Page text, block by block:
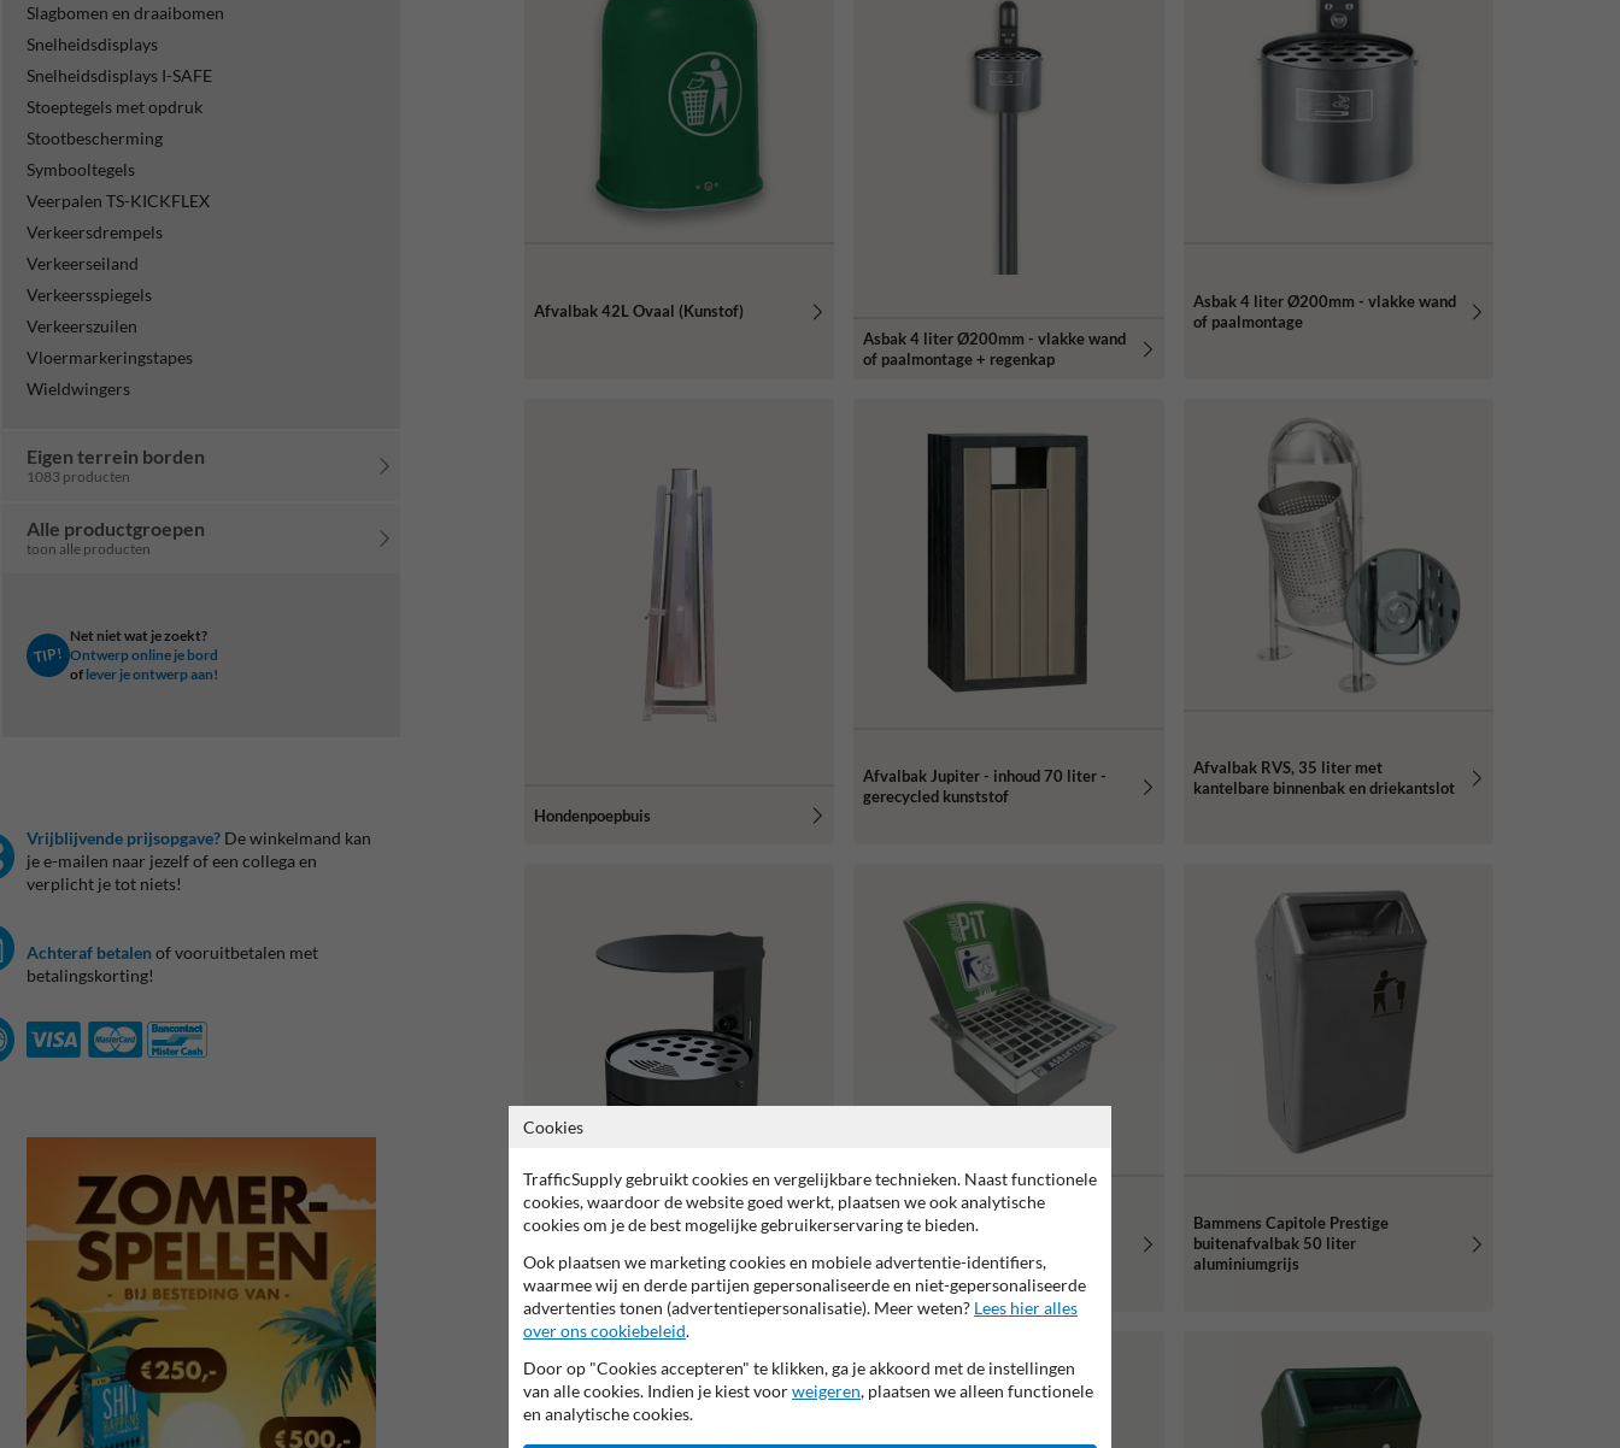
Slagbomen en draaibomen
Snelheidsdisplays
Snelheidsdisplays I-SAFE
Stoeptegels met opdruk
Stootbescherming
Symbooltegels
Veerpalen TS-KICKFLEX
Verkeersdrempels
Verkeerseiland
Verkeersspiegels
Verkeerszuilen
Vloermarkeringstapes
Wieldwingers
Eigen terrein borden
1083 producten
Alle productgroepen
toon alle producten
TIP!
Net niet wat je zoekt?
Ontwerp online je bord
of lever je ontwerp aan!
Vrijblijvende prijsopgave? De winkelmand kan
je e-mailen naar jezelf of een collega en
verplicht je tot niets!
Achteraf betalen of vooruitbetalen met
betalingskorting!
Afvalbak 42L Ovaal (Kunstof)
Asbak 4 liter Ø200mm - vlakke wand
of paalmontage + regenkap
Asbak 4 liter Ø200mm - vlakke wand
of paalmontage
Hondenpoepbuis
Afvalbak Jupiter - inhoud 70 liter -
gerecycled kunststof
Afvalbak RVS, 35 liter met
kantelbare binnenbak en driekantslot
Asbak Ø200mm met deksel voor
wand- of paalmontage
Asbaktegel Droppit 30x30x18cm
staal verzinkt + scherm
Bammens Capitole Prestige
buitenafvalbak 50 liter
aluminiumgrijs
Cookies
TrafficSupply gebruikt cookies en vergelijkbare technieken. Naast functionele
cookies, waardoor de website goed werkt, plaatsen we ook analytische
cookies om je de best mogelijke gebruikerservaring te bieden.
Ook plaatsen we marketing cookies en mobiele advertentie-identifiers,
waarmee wij en derde partijen gepersonaliseerde en niet-gepersonaliseerde
advertenties tonen (advertentiepersonalisatie). Meer weten? Lees hier alles
over ons cookiebeleid.
Door op "Cookies accepteren" te klikken, ga je akkoord met de instellingen
van alle cookies. Indien je kiest voorweigeren, plaatsen we alleen functionele
en analytische cookies.